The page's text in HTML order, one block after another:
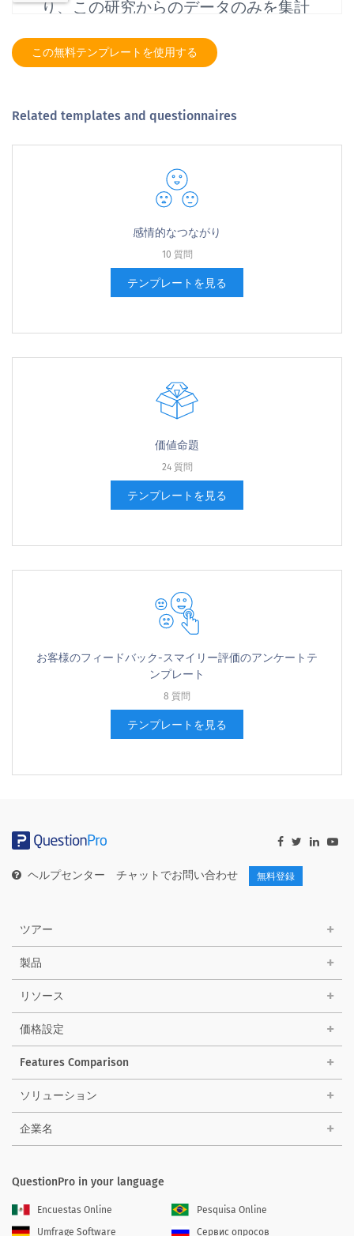
この無料テンプレートを使用する
Related templates and questionnaires
感情的なつながり
10 質問
テンプレートを見る
価値命題
24 質問
テンプレートを見る
お客様のフィードバック-スマイリー評価のアンケートテ
ンプレート
8 質問
テンプレートを見る
ヘルプセンター チャットでお問い合わせ 無料登録
ツアー
製品
リソース
価格設定
Features Comparison
ソリューション
企業名
QuestionPro in your language
Encuestas Online
Pesquisa Online
Umfrage Software
Сервис опросов